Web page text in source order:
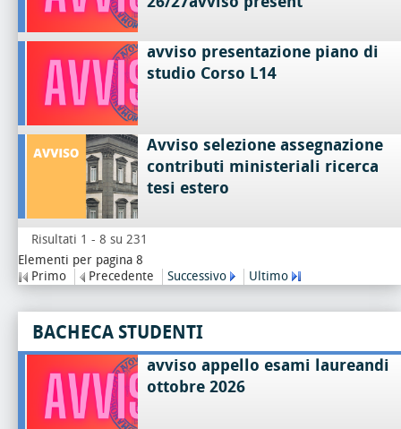
avviso presentazione piano di
studio Corso L14
Avviso selezione assegnazione
contributi ministeriali ricerca
tesi estero
Risultati 1 - 8 su 231
Elementi per pagina 8
Primo
Precedente Successivo Ultimo
BACHECA STUDENTI
avviso appello esami laureandi
ottobre 2026